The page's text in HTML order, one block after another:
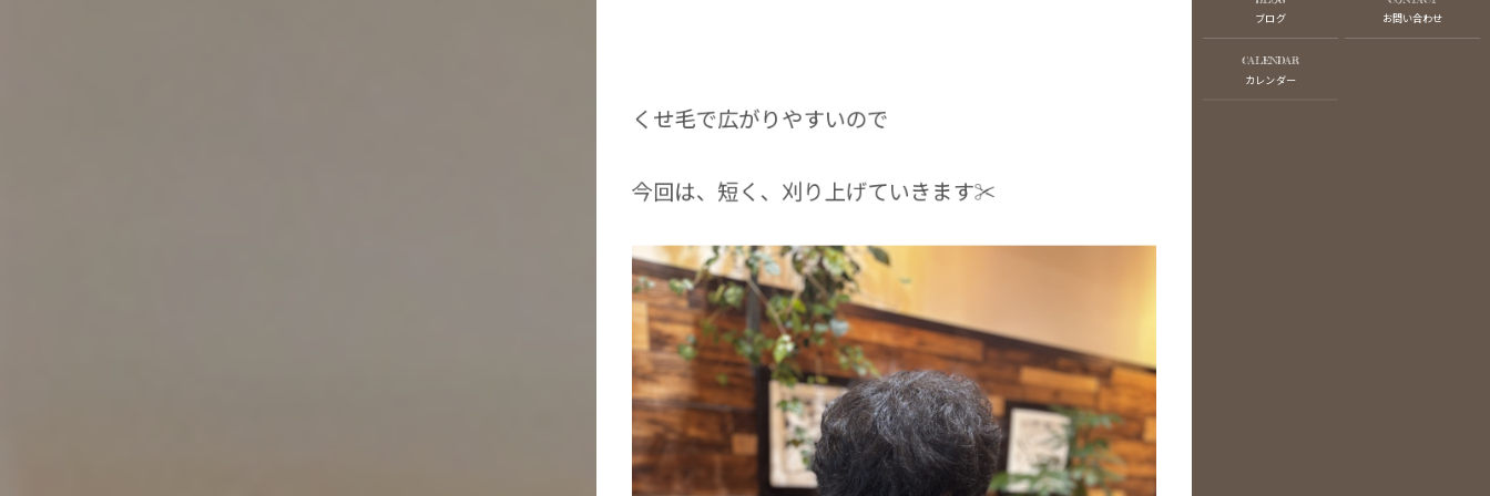
くせ毛で広がりやすいので
今回は、短く、刈り上げていきます✂︎
ブログ お問い合わせ
CALENDAR
カレンダー